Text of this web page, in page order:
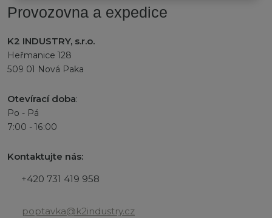
Provozovna a expedice
K2 INDUSTRY, s.r.o.
Heřmanice 128
509 01 Nová Paka
Otevírací doba:
Po - Pá
7:00 - 16:00
Kontaktujte nás:
+420 731 419 958
poptavka@k2industry.cz